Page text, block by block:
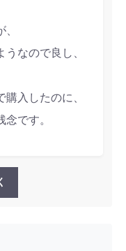
なので良し、
入したのに、
です。